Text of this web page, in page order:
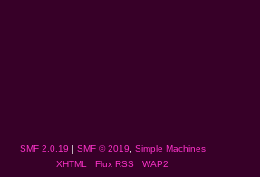
SMF 2.0.19 | SMF © 2019
Simple Machines
XHTML
Flux RSS WAP2